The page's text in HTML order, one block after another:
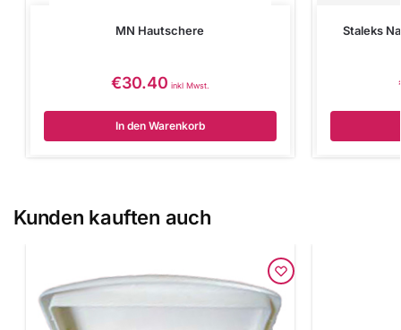
MN Hautschere
€30.40 inkl Mwst.
In den Warenkorb
Staleks
Kunden kauften auch